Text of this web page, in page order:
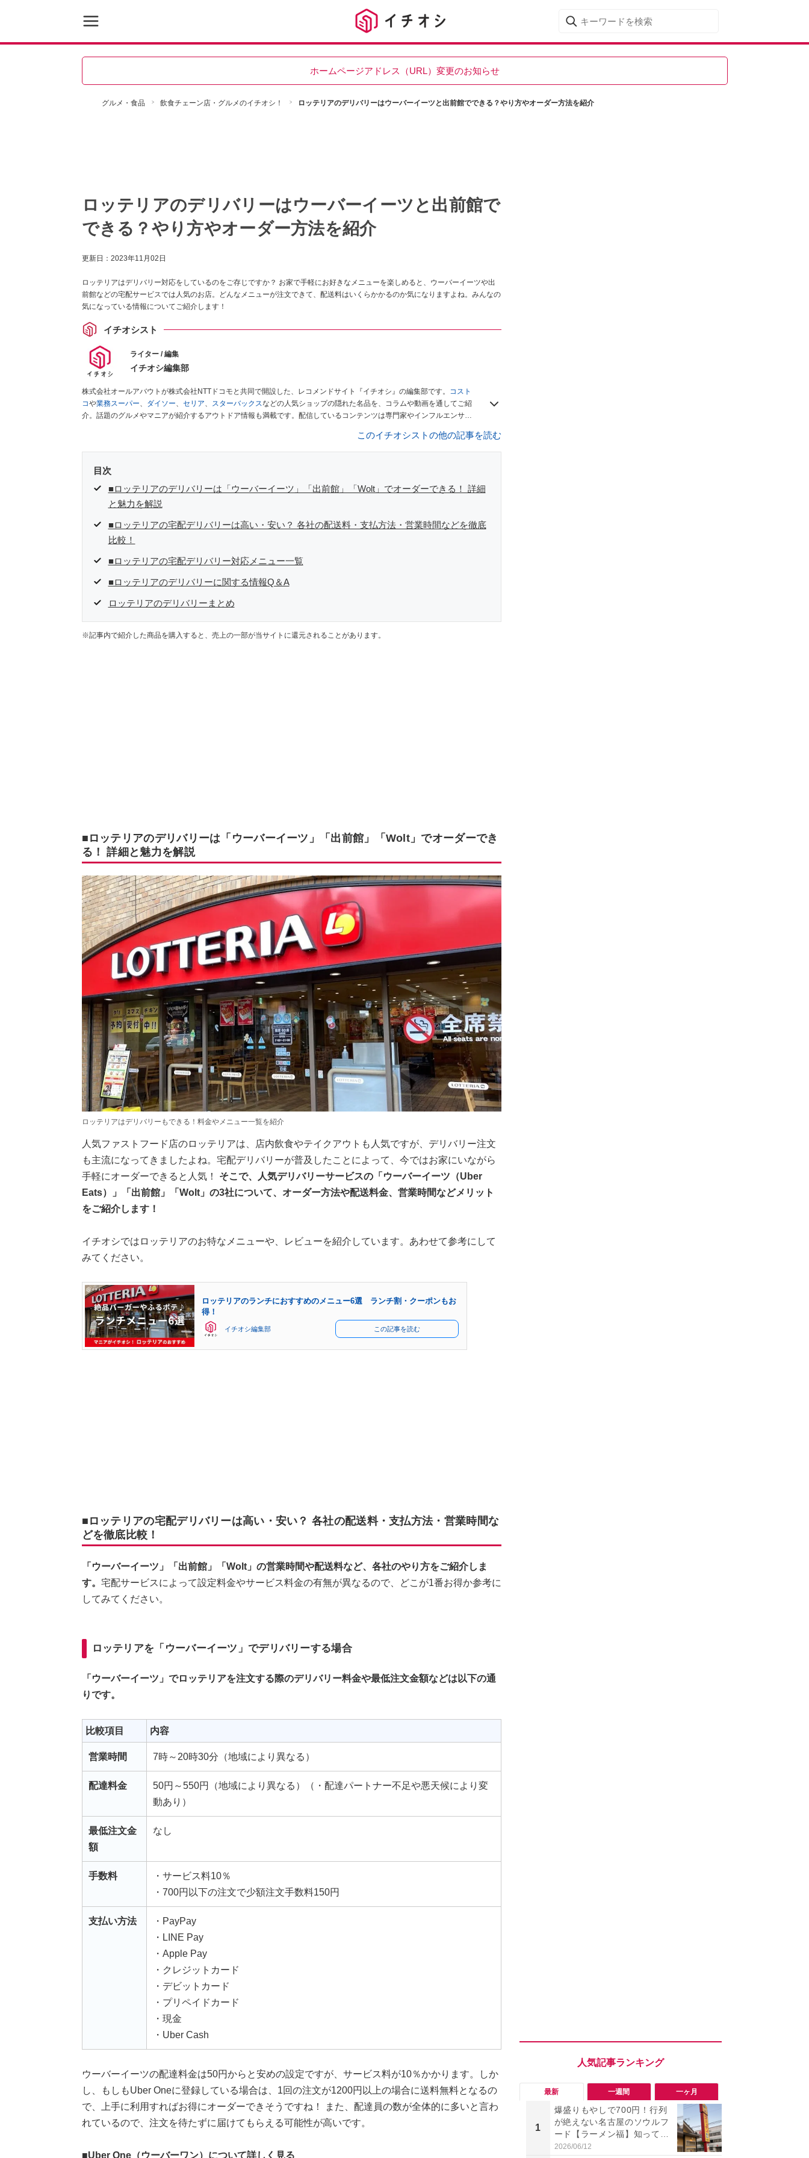
ホームページアドレス（URL）変更のお知らせ
グルメ・食品 飲食チェーン店・グルメのイチオシ！ ロッテリアのデリバリーはウーバーイーツと出前館でできる？やり方やオーダー方法を紹介
ロッテリアのデリバリーはウーバーイーツと出前館で
できる？やり方やオーダー方法を紹介
更新日： 2023年11月02日
ロッテリアはデリバリー対応をしているのをご存じですか？ お家で手軽にお好きなメニューを楽しめると、ウーバーイーツや出
前館などの宅配サービスでは人気のお店。どんなメニューが注文できて、配送料はいくらかかるのか気になりますよね。みんなの
気になっている情報についてご紹介します！
イチオシスト
ライター / 編集
イチオシ編集部
株式会社オールアバウトが株式会社NTTドコモと共同で開設した、レコメンドサイト『イチオシ』の編集部です。
コスト
コや業務スーパー、 ダイソー、 セリア、 スターバックスなどの人気ショップの隠れた名品を、コラムや動画を通してご紹
介。話題のグルメやマニアが紹介するアウトドア情報も満載です。配信しているコンテンツは専門家やインフルエンサー
このイチオシストの他の記事を読む
目次
■ロッテリアのデリバリーは「ウーバーイーツ」「出前館」「Wolt」でオーダーできる！ 詳細
と魅力を解説
■ロッテリアの宅配デリバリーは高い・安い？ 各社の配送料・支払方法・営業時間などを徹底
比較！
■ロッテリアの宅配デリバリー対応メニュー一覧
■ロッテリアのデリバリーに関する情報Q＆A
ロッテリアのデリバリーまとめ
※記事内で紹介した商品を購入すると、売上の一部が当サイトに還元されることがあります。
■ロッテリアのデリバリーは「ウーバーイーツ」「出前館」「Wolt」でオーダーでき
る！ 詳細と魅力を解説
ロッテリアはデリバリーもできる！料金やメニュー一覧を紹介
人気ファストフード店のロッテリアは、店内飲食やテイクアウトも人気ですが、デリバリー注文
も主流になってきましたよね。宅配デリバリーが普及したことによって、今ではお家にいながら
手軽にオーダーできると人気！ そこで、人気デリバリーサービスの「ウーバーイーツ（Uber
Eats）」「出前館」「Wolt」の3社について、オーダー方法や配送料金、営業時間などメリット
をご紹介します！
イチオシではロッテリアのお特なメニューや、レビューを紹介しています。あわせて参考にして
みてください。
ロッテリアのランチにおすすめのメニュー6選 ランチ割・クーポンもお
得！
イチオシ編集部 この記事を読む
■ロッテリアの宅配デリバリーは高い・安い？ 各社の配送料・支払方法・営業時間な
どを徹底比較！
「ウーバーイーツ」「出前館」「Wolt」の営業時間や配送料など、各社のやり方をご紹介しま
す。 宅配サービスによって設定料金やサービス料金の有無が異なるので、どこが1番お得か参考に
してみてください。
ロッテリアを「ウーバーイーツ」でデリバリーする場合
「ウーバーイーツ」でロッテリアを注文する際のデリバリー料金や最低注文金額などは以下の通
りです。
比較項目 内容
営業時間 7時～20時30分（地域により異なる）
配達料金
50円～550円（地域により異なる）（・配達パートナー不足や悪天候により変
動あり）
最低注文金
額
なし
手数料
・サービス料10％
・700円以下の注文で少額注文手数料150円
支払い方法
・PayPay
・LINE Pay
・Apple Pay
・クレジットカード
・デビットカード
・プリペイドカード
・現金
・Uber Cash
ウーバーイーツの配達料金は50円からと安めの設定ですが、サービス料が10％かかります。しか
し、もしもUber Oneに登録している場合は、1回の注文が1200円以上の場合に送料無料となるの
で、上手に利用すればお得にオーダーできそうですね！ また、配達員の数が全体的に多いと言わ
れているので、注文を待たずに届けてもらえる可能性が高いです。
■Uber One（ウーバーワン）について詳しく見る
最新 一週間 一ヶ月
1
爆盛りもやしで700円！行列
が絶えない名古屋のソウルフ
ード【ラーメン福】知って
る？
2026/06/12